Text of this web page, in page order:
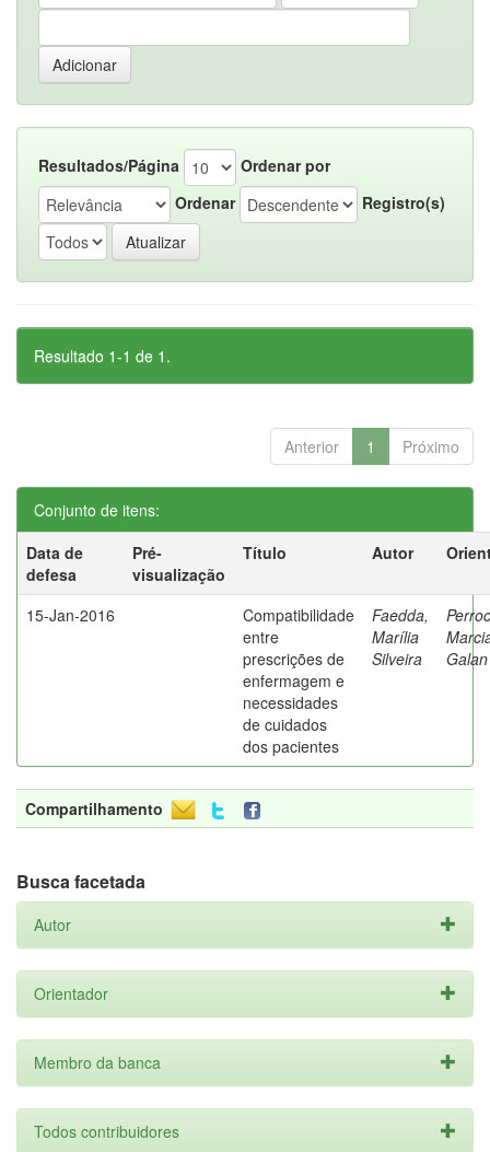
Resultados/Página
Ordenar por
Ordenar
Registro(s)
Resultado 1-1 de 1.
Anterior 1 Próximo
Conjunto de itens:
Data de
defesa
Pré-
visualização
Título Autor
15-Jan-2016
Compatibilidade
entre
prescrições de
enfermagem e
necessidades
de cuidados
dos pacientes
Faedda,
Marília
Silveira
Galan
Compartilhamento
Busca facetada
Autor
Orientador
Membro da banca
Todos contribuidores